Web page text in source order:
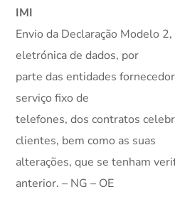
IMI
Envio da Declaração Modelo
eletrónica de dados, por
parte das entidades
serviço fixo de
telefones, dos contratos
clientes, bem como as suas
alterações, que se tenham
anterior. – NG – OE